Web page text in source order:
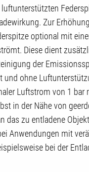
Zur
optional mit
Diese dient
der
und ohne
Luftstrom von 1 bar
in der Nähe von
das zu entladene
Anwendungen mit
bei der